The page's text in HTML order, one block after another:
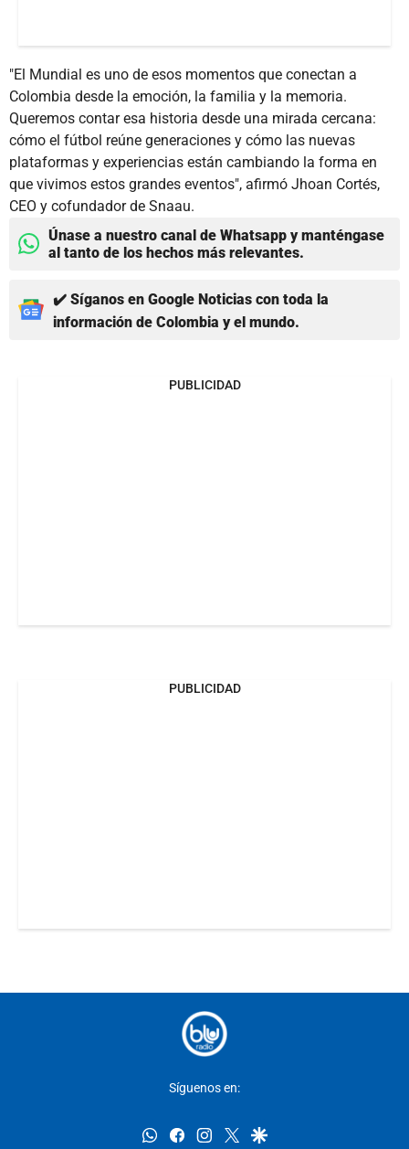
"El Mundial es uno de esos momentos que conectan a
Colombia desde la emoción, la familia y la memoria.
Queremos contar esa historia desde una mirada cercana:
cómo el fútbol reúne generaciones y cómo las nuevas
plataformas y experiencias están cambiando la forma en
que vivimos estos grandes eventos", afirmó Jhoan Cortés,
CEO y cofundador de Snaau.
Únase a nuestro canal de Whatsapp y manténgase
al tanto de los hechos más relevantes.
✔️ Síganos en Google Noticias con toda la
información de Colombia y el mundo.
PUBLICIDAD
PUBLICIDAD
Síguenos en:
whatsappfacebookinstagram
twittergoogle